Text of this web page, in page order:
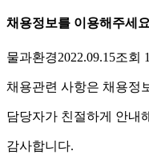
채용정보를 이용해주세
물과환경2022.09.15조회
채용관련 사항은 채용정
담당자가 친절하게 안내
감사합니다.